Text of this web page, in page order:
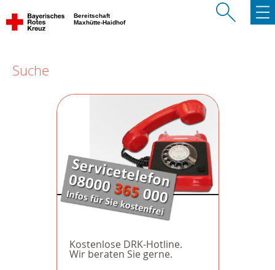
Bereitschaft
Maxhütte-Haidhof
Suche
Kostenlose DRK-Hotline.
Wir beraten Sie gerne.